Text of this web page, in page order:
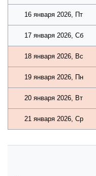
16 января 2026, Пт
17 января 2026, Сб
18 января 2026, Вс
19 января 2026, Пн
20 января 2026, Вт
21 января 2026, Ср